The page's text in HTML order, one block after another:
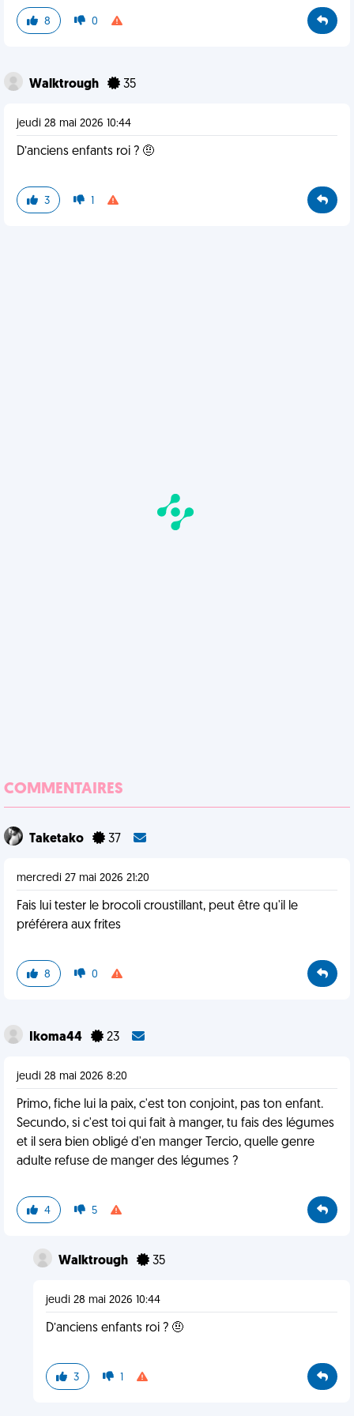
8 0
Walktrough 35
jeudi 28 mai 2026 10:44
D’anciens enfants roi ? 🤨
3 1
COMMENTAIRES
Taketako 37
mercredi 27 mai 2026 21:20
Fais lui tester le brocoli croustillant, peut être qu'il le
préférera aux frites
8 0
Ikoma44 23
jeudi 28 mai 2026 8:20
Primo, fiche lui la paix, c'est ton conjoint, pas ton enfant.
Secundo, si c'est toi qui fait à manger, tu fais des légumes
et il sera bien obligé d'en manger Tercio, quelle genre
adulte refuse de manger des légumes ?
4 5
Walktrough 35
jeudi 28 mai 2026 10:44
D’anciens enfants roi ? 🤨
3 1